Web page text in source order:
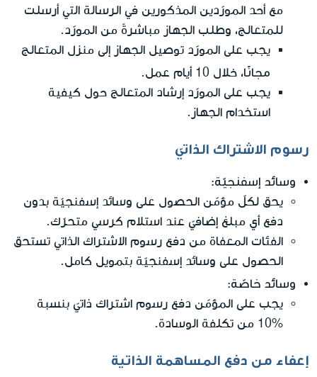
مع أحد المورّدين المذكورين في الرسالة التي أرسلت
للمتعالج، وطلب الجهاز مباشرةً من المورّد.
يجب على المورّد توصيل الجهاز إلى منزل المتعالج
مجانًا، خلال 10 أيام عمل.
يجب على المورّد إرشاد المتعالج حول كيفية
استخدام الجهاز.
رسوم الاشتراك الذاتيّ
وسائد إسفنجيّة:
يحق لكلّ مؤمّن الحصول على وسائد إسفنجيّة بدون
دفع أي مبلغ إضافيّ عند استلام كرسي متحرّك.
الفئات المعفاة من دفع رسوم الاشتراك الذاتي تستحق
الحصول على وسائد إسفنجيّة بتمويل كامل.
وسائد خاصّة:
يجب على المؤمّن دفع رسوم اشتراك ذاتيّ بنسبة
%10 من تكلفة الوسادة.
إعفاء من دفع المساهمة الذاتية